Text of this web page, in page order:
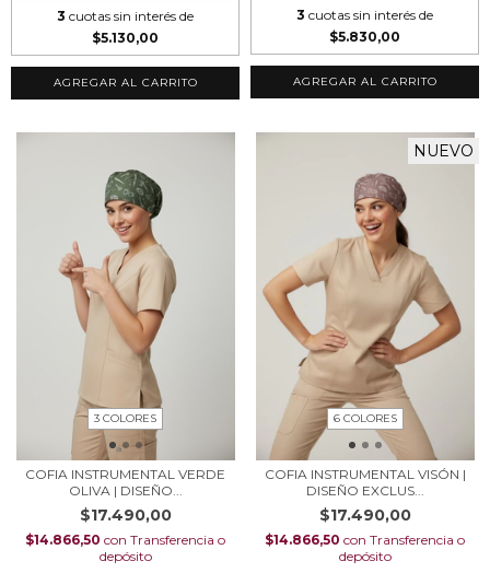
3 cuotas sin interés de
$5.130,00
AGREGAR AL CARRITO
3 cuotas sin interés de
$5.830,00
AGREGAR AL CARRITO
3 COLORES
COFIA INSTRUMENTAL VERDE
OLIVA | DISEÑO...
$17.490,00
$14.866,50 con Transferencia o
depósito
NUEVO
6 COLORES
COFIA INSTRUMENTAL VISÓN |
DISEÑO EXCLUS...
$17.490,00
$14.866,50 con Transferencia o
depósito